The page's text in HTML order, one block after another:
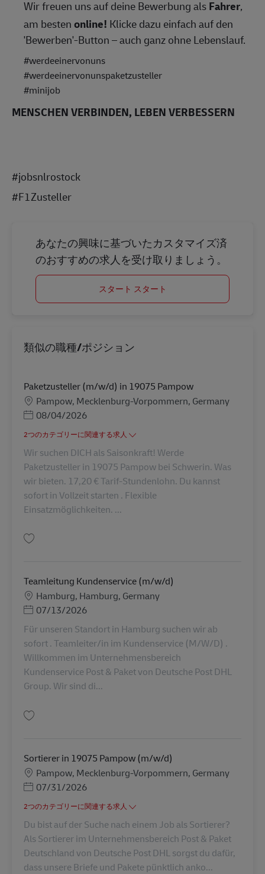
Wir freuen uns auf deine Bewerbung alsFahrer,
am bestenonline! Klicke dazu einfach auf den
'Bewerben'-Button – auch ganz ohne Lebenslauf.
#werdeeinervonuns
#werdeeinervonunspaketzusteller
#minijob
MENSCHEN VERBINDEN, LEBEN VERBESSERN
#jobsnlrostock
#F1Zusteller
あなたの興味に基づいたカスタマイズ済
のおすすめの求人を受け取りましょう。
スタート スタート
類似の職種/ポジション
Paketzusteller (m/w/d) in 19075 Pampow
勤務地
Pampow, Mecklenburg-Vorpommern, Germany
Posted Date
08/04/2026
2つのカテゴリーに関連する求人
Wir suchen DICH als Saisonkraft! Werde
Paketzusteller in 19075 Pampow bei Schwerin. Was
wir bieten. 17,20 € Tarif-Stundenlohn. Du kannst
sofort in Vollzeit starten . Flexible
Einsatzmöglichkeiten. ...
Teamleitung Kundenservice (m/w/d)
勤務地
Hamburg, Hamburg, Germany
Posted Date
07/13/2026
Für unseren Standort in Hamburg suchen wir ab
sofort . Teamleiter/in im Kundenservice (M/W/D) .
Willkommen im Unternehmensbereich
Kundenservice Post & Paket von Deutsche Post DHL
Group. Wir sind di...
Sortierer in 19075 Pampow (m/w/d)
勤務地
Pampow, Mecklenburg-Vorpommern, Germany
Posted Date
07/31/2026
2つのカテゴリーに関連する求人
Du bist auf der Suche nach einem Job als Sortierer?
Als Sortierer im Unternehmensbereich Post & Paket
Deutschland von Deutsche Post DHL sorgst du dafür,
dass unsere Briefe und Pakete pünktlich anko...